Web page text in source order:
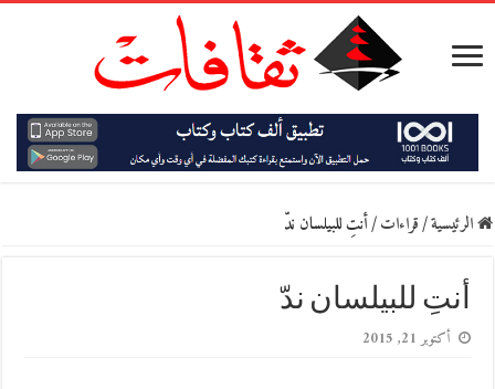
الرئيسية/قراءات/أنتِ للبيلسان ندّ
أنتِ للبيلسان ندّ
أكتوبر 21, 2015